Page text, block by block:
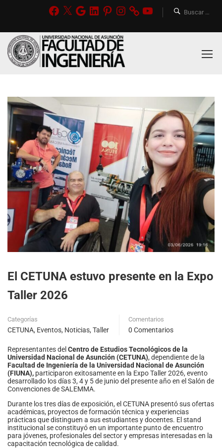
El CETUNA estuvo presente en la Expo
Taller 2026
Categorías
CETUNA, Eventos, Noticias, Taller
Comentarios
0 Comentarios
Representantes del Centro de Estudios Tecnológicos de la
Universidad Nacional de Asunción (CETUNA), dependiente de la
Facultad de Ingeniería de la Universidad Nacional de Asunción
(FIUNA), participaron exitosamente en la Expo Taller 2026, evento
desarrollado los días 3, 4 y 5 de junio del presente año en el Salón de
Convenciones de SALEMMA.
Durante los tres días de exposición, el CETUNA presentó sus ofertas
académicas, proyectos de formación técnica y experiencias
prácticas que distinguen a sus estudiantes y docentes. El stand
institucional se constituyó en un importante punto de encuentro
para jóvenes, profesionales del sector y empresas interesadas en la
capacitación tecnológica de calidad.